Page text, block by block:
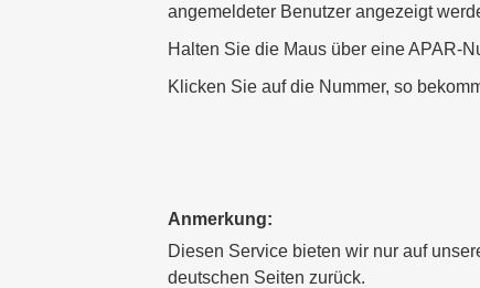
angemeldeter Benutzer angezeigt
Halten Sie die Maus über eine APAR-
Klicken Sie auf die Nummer, so
Anmerkung:
Diesen Service bieten wir nur auf
deutschen Seiten zurück.